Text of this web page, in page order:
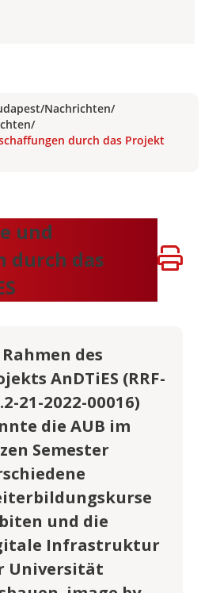
/Nachrichten/
/
durch das Projekt
und
durch das
des
AnDTiES (RRF-
21-2022-00016)
die AUB im
Semester
und die
Infrastruktur
Universität